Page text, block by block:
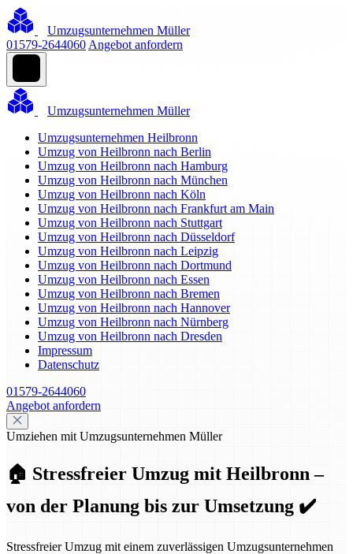
Umzugsunternehmen Müller
01579-2644060 Angebot anfordern
Umzugsunternehmen Müller
Umzugsunternehmen Heilbronn
Umzug von Heilbronn nach Berlin
Umzug von Heilbronn nach Hamburg
Umzug von Heilbronn nach München
Umzug von Heilbronn nach Köln
Umzug von Heilbronn nach Frankfurt am Main
Umzug von Heilbronn nach Stuttgart
Umzug von Heilbronn nach Düsseldorf
Umzug von Heilbronn nach Leipzig
Umzug von Heilbronn nach Dortmund
Umzug von Heilbronn nach Essen
Umzug von Heilbronn nach Bremen
Umzug von Heilbronn nach Hannover
Umzug von Heilbronn nach Nürnberg
Umzug von Heilbronn nach Dresden
Impressum
Datenschutz
01579-2644060
Angebot anfordern
Umziehen mit Umzugsunternehmen Müller
🏠 Stressfreier Umzug mit Heilbronn –
von der Planung bis zur Umsetzung ✔️
Stressfreier Umzug mit einem zuverlässigen Umzugsunternehmen